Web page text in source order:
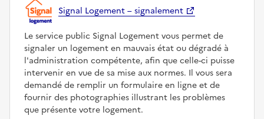
Signal Logement – signalement
Le service public Signal Logement vous permet de
signaler un logement en mauvais état ou dégradé à
l'administration compétente, afin que celle-ci puisse
intervenir en vue de sa mise aux normes. Il vous sera
demandé de remplir un formulaire en ligne et de
fournir des photographies illustrant les problèmes
que présente votre logement.